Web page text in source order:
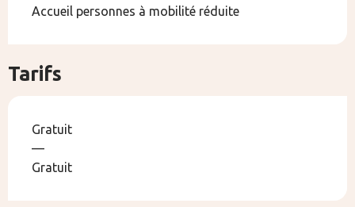
Accueil personnes à mobilité réduite
Tarifs
Gratuit
—
Gratuit